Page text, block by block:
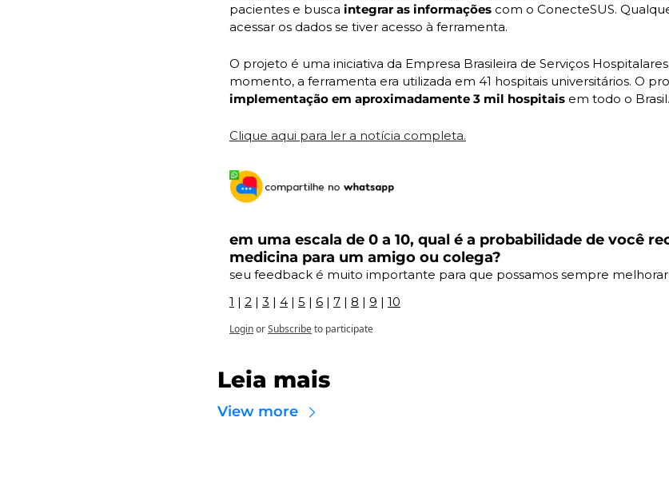
pacientes e busca integrar as informações com o ConecteSUS.
acessar os dados se tiver acesso à ferramenta.
O projeto é uma iniciativa da Empresa Brasileira de Serviços
implementação em aproximadamente 3 mil hospitais em todo o Brasil.
Clique aqui para ler a notícia completa.
em uma escala de 0 a 10, qual é a probabilidade de você
medicina para um amigo ou colega?
seu feedback é muito importante para que possamos sempre melhorar
1 | 2 | 3 | 4 | 5 | 6 | 7 | 8 | 9 | 10
LoginorSubscribeto participate
Leia mais
View more